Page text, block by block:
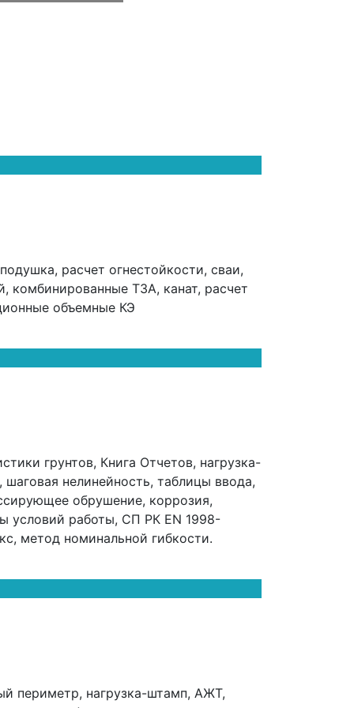
расчет огнестойкости, сваи,
комбинированные ТЗА, канат, расчет
объемные КЭ
грунтов, Книга Отчетов, нагрузка-
нелинейность, таблицы ввода,
обрушение, коррозия,
условий работы, СП РК EN 1998-
метод номинальной гибкости.
периметр, нагрузка-штамп, АЖТ,